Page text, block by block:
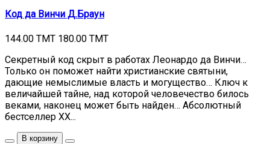
Код да Винчи Д.Браун
144.00 TMT 180.00 TMT
Секретный код скрыт в работах Леонардо да Винчи…
Только он поможет найти христианские святыни,
дающие немыслимые власть и могущество… Ключ к
величайшей тайне, над которой человечество билось
веками, наконец может быть найден… Абсолютный
бестселлер ХХ...
В корзину